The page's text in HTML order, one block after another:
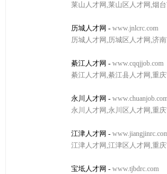
莱山人才网,莱山区人才网,烟
历城人才网 - www.jnlcrc.com
历城人才网,历城区人才网,济
綦江人才网 - www.cqqjjob.com
綦江人才网,綦江县人才网,重
永川人才网 -
永川人才网,永川区人才网,重
江津人才网 -
江津人才网,江津区人才网,重
宝坻人才网 - www.tjbdrc.com